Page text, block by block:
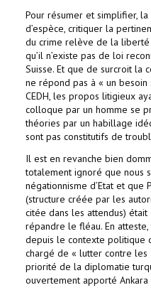
Pour résumer et simplifier,
d’espèce, critiquer la
du crime relève de la liberté
qu’il n’existe pas de loi
Suisse. Et que de surcroit la
ne répond pas à « un
CEDH, les propos litigieux
colloque par un homme se
théories par un habillage
sont pas constitutifs de
Il est en revanche bien
totalement ignoré que nous
négationnisme d’Etat et que
(structure créée par les
citée dans les attendus)
répandre le fléau. En
depuis le contexte politique
chargé de « lutter contre
priorité de la diplomatie
ouvertement apporté Ankara